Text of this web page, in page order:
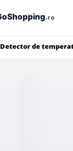
Detector de